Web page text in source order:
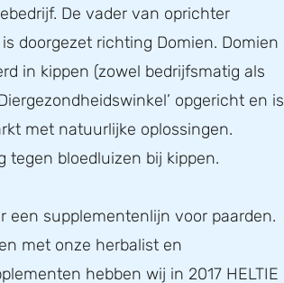
De vader van oprichter
doorgezet richting Domien. Domien
in kippen (zowel bedrijfsmatig als
opgericht en is
met natuurlijke oplossingen.
tegen bloedluizen bij kippen.
een supplementenlijn voor paarden.
met onze herbalist en
hebben wij in 2017 HELTIE